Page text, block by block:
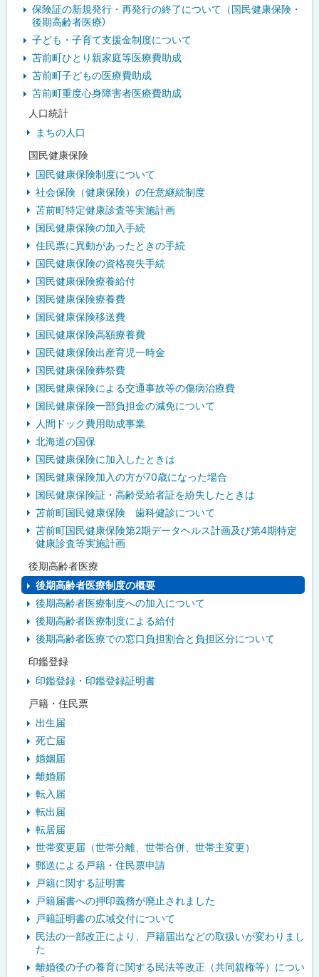
保険証の新規発行・再発行の終了について（国民健康保険・
後期高齢者医療）
子ども・子育て支援金制度について
苫前町ひとり親家庭等医療費助成
苫前町子どもの医療費助成
苫前町重度心身障害者医療費助成
人口統計
まちの人口
国民健康保険
国民健康保険制度について
社会保険（健康保険）の任意継続制度
苫前町特定健康診査等実施計画
国民健康保険の加入手続
住民票に異動があったときの手続
国民健康保険の資格喪失手続
国民健康保険療養給付
国民健康保険療養費
国民健康保険移送費
国民健康保険高額療養費
国民健康保険出産育児一時金
国民健康保険葬祭費
国民健康保険による交通事故等の傷病治療費
国民健康保険一部負担金の減免について
人間ドック費用助成事業
北海道の国保
国民健康保険に加入したときは
国民健康保険加入の方が70歳になった場合
国民健康保険証・高齢受給者証を紛失したときは
苫前町国民健康保険 歯科健診について
苫前町国民健康保険第2期データヘルス計画及び第4期特定
健康診査等実施計画
後期高齢者医療
後期高齢者医療制度の概要
後期高齢者医療制度への加入について
後期高齢者医療制度による給付
後期高齢者医療での窓口負担割合と負担区分について
印鑑登録
印鑑登録・印鑑登録証明書
戸籍・住民票
出生届
死亡届
婚姻届
離婚届
転入届
転出届
転居届
世帯変更届（世帯分離、世帯合併、世帯主変更）
郵送による戸籍・住民票申請
戸籍に関する証明書
戸籍届書への押印義務が廃止されました
戸籍証明書の広域交付について
民法の一部改正により、戸籍届出などの取扱いが変わりまし
た
離婚後の子の養育に関する民法等改正（共同親権等）につい